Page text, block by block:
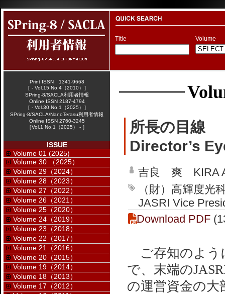
Title Volume
所長の目線
Director’s
吉良 爽 KIRA
（財）高輝度
JASRI Vice
Download PDF
ご存知のよう
で、末端の
の運営資金の大
Print ISSN 1341-9668
［ - Vol.15 No.4（2010）］
SPring-8/SACLA利用者情報
Online ISSN 2187-4794
［ - Vol.30 No.1（2025）］
SPring-8/SACLA/NanoTerasu利用者情報
Online ISSN 2760-3245
［Vol.1 No.1（2025） - ］
ISSUE
Volume 01 (2025)
Volume 30 （2025）
Volume 29（2024）
Volume 28（2023）
Volume 27（2022）
Volume 26（2021）
Volume 25（2020）
Volume 24（2019）
Volume 23（2018）
Volume 22（2017）
Volume 21（2016）
Volume 20（2015）
Volume 19（2014）
Volume 18（2013）
Volume 17（2012）